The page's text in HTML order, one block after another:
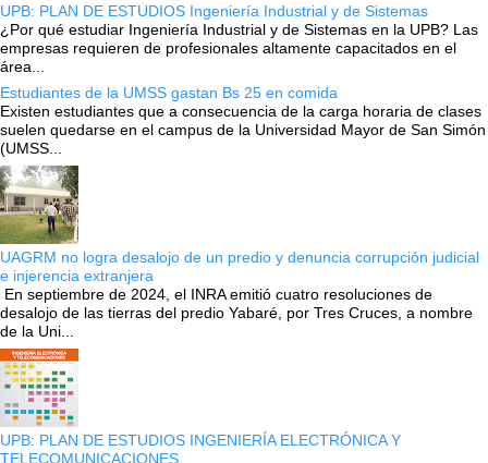
UPB: PLAN DE ESTUDIOS Ingeniería Industrial y de Sistemas
¿Por qué estudiar Ingeniería Industrial y de Sistemas en la UPB? Las
empresas requieren de profesionales altamente capacitados en el
área...
Estudiantes de la UMSS gastan Bs 25 en comida
Existen estudiantes que a consecuencia de la carga horaria de clases
suelen quedarse en el campus de la Universidad Mayor de San Simón
(UMSS...
UAGRM no logra desalojo de un predio y denuncia corrupción judicial
e injerencia extranjera
En septiembre de 2024, el INRA emitió cuatro resoluciones de
desalojo de las tierras del predio Yabaré, por Tres Cruces, a nombre
de la Uni...
UPB: PLAN DE ESTUDIOS INGENIERÍA ELECTRÓNICA Y
TELECOMUNICACIONES